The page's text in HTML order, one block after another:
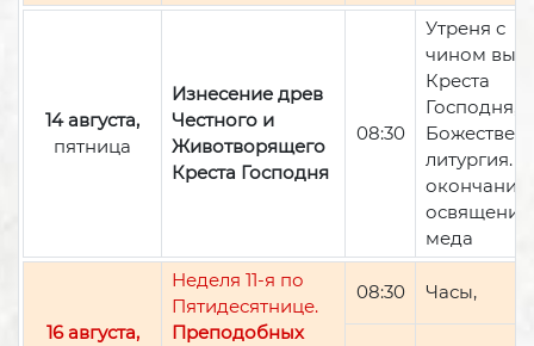
14 августа,
пятница
Изнесение древ
Честного и
Животворящего
Креста Господня
08:30
Утреня с
чином
Креста
Господня,
литургия.
окончании
освящение
меда
16 августа,
Неделя 11-я по
Пятидесятнице.
Преподобных
08:30 Часы,